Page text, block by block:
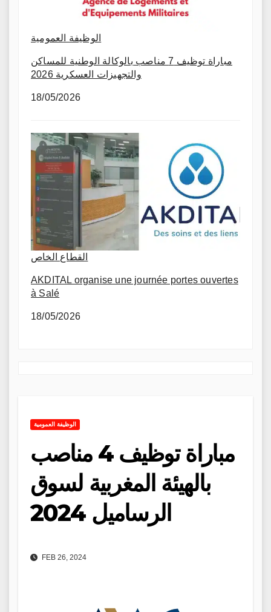
الوظيفة العمومية
مباراة توظيف 7 مناصب بالوكالة الوطنية للمساكن
والتجهيزات العسكرية 2026
18/05/2026
القطاع الخاص
AKDITAL organise une journée portes ouvertes
à Salé
18/05/2026
الوظيفة العمومية
مباراة توظيف 4 مناصب
بالهيئة المغربية لسوق
الرساميل 2024
FEB 26, 2024